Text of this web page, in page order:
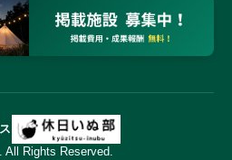
All Rights Reserved.